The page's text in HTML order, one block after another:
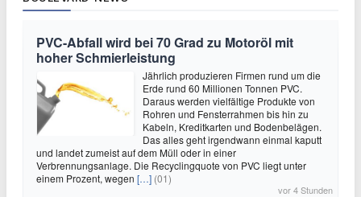
PVC-Abfall wird bei 70 Grad zu Motoröl mit
hoher Schmierleistung
Jährlich produzieren Firmen rund um die
Erde rund 60 Millionen Tonnen PVC.
Daraus werden vielfältige Produkte von
Rohren und Fensterrahmen bis hin zu
Kabeln, Kreditkarten und Bodenbelägen.
Das alles geht irgendwann einmal kaputt
und landet zumeist auf dem Müll oder in einer
Verbrennungsanlage. Die Recyclingquote von PVC liegt unter
einem Prozent, wegen […] (01)
vor 4 Stunden